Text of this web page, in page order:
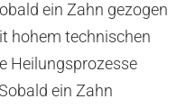
ein Zahn gezogen
hohem technischen
Heilungsprozesse
ein Zahn